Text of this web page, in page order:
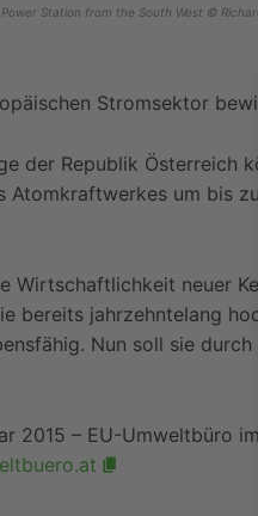
Station from the South West ©
Stromsektor
der Republik Österreich
Atomkraftwerkes um bis
Wirtschaftlichkeit neuer
bereits jahrzehntelang
Nun soll sie
2015 – EU-Umweltbüro